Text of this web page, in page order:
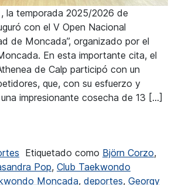
la temporada 2025/2026 de
con el V Open Nacional
de Moncada”, organizado por el
En esta importante cita, el
de Calp participó con un
que, con su esfuerzo y
impresionante cosecha de 13 […]
Etiquetado como Björn Corzo,
Pop, Club Taekwondo
Moncada, deportes, Georgy